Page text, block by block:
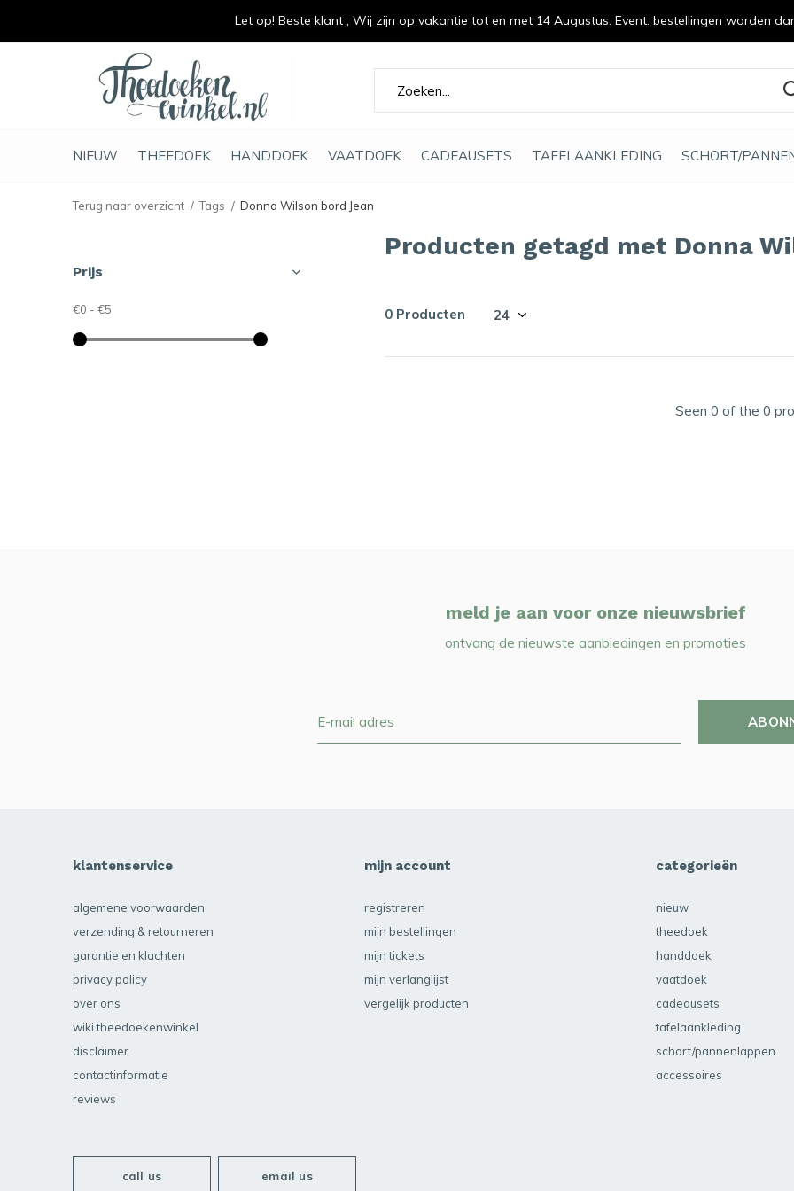
NIEUW THEEDOEK HANDDOEK VAATDOEK CADEAUSETS TAFELAANKLEDING SCHORT/
duurzaam en met liefde gemaakt
Terug naar overzicht Tags Donna Wilson bord Jean
Producten getagd met Donna
0 Producten
Seen 0 of the 0
Prijs
€0 - €5
meld je aan voor onze nieuwsbrief
ontvang de nieuwste aanbiedingen en promoties
klantenservice
algemene voorwaarden
verzending & retourneren
garantie en klachten
privacy policy
over ons
wiki theedoekenwinkel
disclaimer
contactinformatie
reviews
mijn account
registreren
mijn bestellingen
mijn tickets
mijn verlanglijst
vergelijk producten
categorieën
nieuw
theedoek
handdoek
vaatdoek
cadeausets
tafelaankleding
schort/pannenlappen
accessoires
call us email us
Let op! Beste klant , Wij zijn op vakantie tot en met 14 Augustus. Event. bestellingen worden